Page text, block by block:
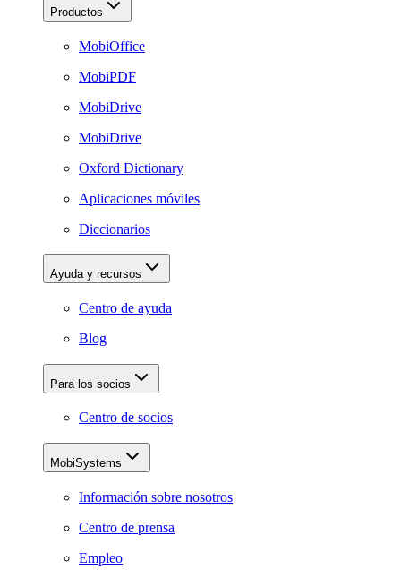
Productos
MobiOffice
MobiPDF
MobiDrive
MobiDrive
Oxford Dictionary
Aplicaciones móviles
Diccionarios
Ayuda y recursos
Centro de ayuda
Blog
Para los socios
Centro de socios
MobiSystems
Información sobre nosotros
Centro de prensa
Empleo